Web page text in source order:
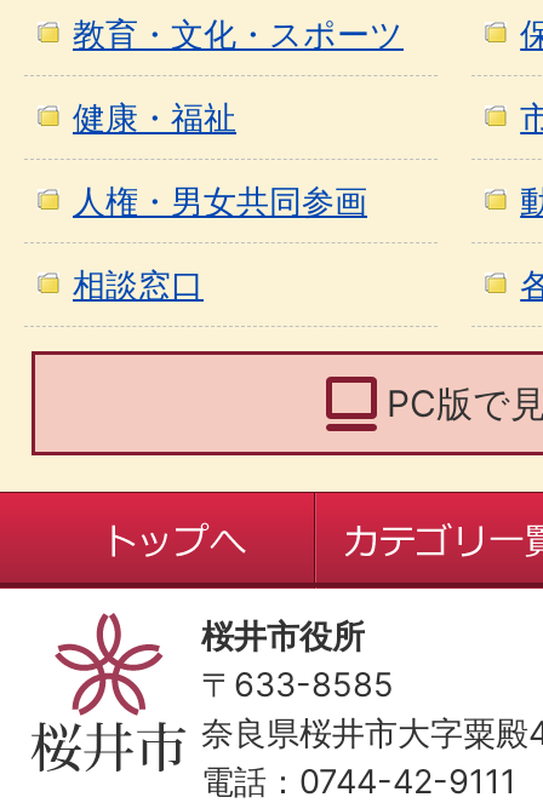
教育・文化・スポーツ
健康・福祉
人権・男女共同参画
相談窓口
PC版で
桜井市役所
〒633-8585
奈良県桜井市大字粟
電話：0744-42-9111